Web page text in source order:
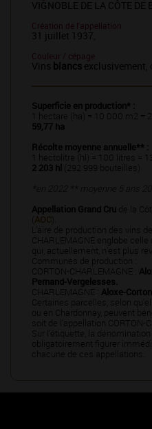
VIGNOBLE DE LA CÔTE DE
Création de l'appellation
31 juillet 1937,
Couleur / cépage
Vins blancs exclusivement,
Superficie en production* :
1 hectare (ha) = 10 000 m2 =
59,77 ha
Récolte moyenne annuelle** :
1 hectolitre (hl) = 100 litres =
2 203 hl (292 999 bouteilles)
*en 2022 ** moyenne 5 ans
Appellation Grand Cru de la
AOC
L’aire de production des vins
CHARLEMAGNE englobe
qui, actuellement, n’est plus
Communes de production :
CORTON-CHARLEMAGNE :
Pernand-Vergelesses.
CHARLEMAGNE : Aloxe-
Certaines parcelles, selon
ou en Chardonnay, peuvent
soit de l'appellation CORTON-
Sur l’étiquette, la
obligatoirement figurer
chacune de ces appellations.